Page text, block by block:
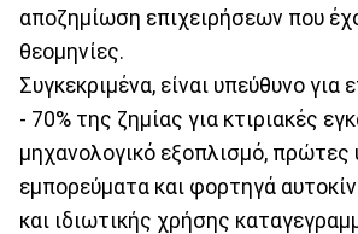
αποζημίωση επιχειρήσεων που
θεομηνίες.
Συγκεκριμένα, είναι υπεύθυνο για
- 70% της ζημίας για κτιριακές
μηχανολογικό εξοπλισμό, πρώτες
εμπορεύματα και φορτηγά
και ιδιωτικής χρήσης